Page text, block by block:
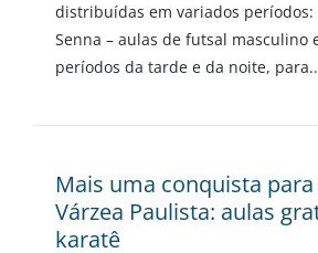
distribuídas em variados períodos:
Senna – aulas de futsal masculino
períodos da tarde e da noite,
Mais uma conquista
Várzea Paulista: aulas
karatê